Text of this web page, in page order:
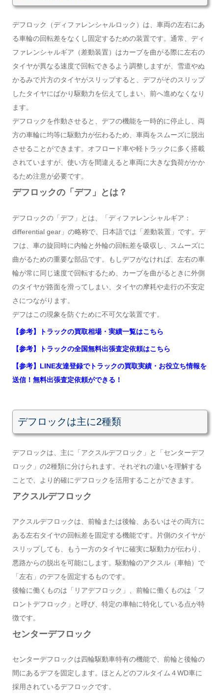
デフロック（ディファレンシャルロック）は、車両の左右にあ
る車輪の回転差をなくし固定するための装置です。通常、ディ
ファレンシャルギア（差動装置）はカーブを曲がる際に左右の
タイヤが異なる速度で回転できるよう調整しますが、雪道やぬ
かるみで片方のタイヤがスリップすると、デフがそのスリップ
したタイヤにばかり駆動力を伝えてしまい、前へ進めなくなり
ます。
デフロックを作動させると、デフの機能を一時的に停止し、両
方の車輪に均等に駆動力が伝わるため、車両をスムーズに脱出
させることができます。オフロード車や軽トラックに多く搭載
されていますが、使い方を間違えると車両に大きな負荷がかか
るため注意が必要です。
デフロックの「デフ」とは？
デフロックの「デフ」とは、「ディファレンシャルギア：
differential gear」の略称で、日本語では「差動装置」です。デ
フは、車の旋回時に内輪と外輪の回転差を吸収し、スムーズに
曲がるための重要な部品です。もしデフがなければ、左右の車
輪が常に同じ速度で回転するため、カーブを曲がるときに外側
のタイヤが路面を滑ってしまい、タイヤの摩耗や走行の不安定
さにつながります。
デフはこの現象を防ぐために不可欠な装置です。
【参考】トラックの買取相場・実績一覧はこちら
【参考】トラックの全国無料出張査定依頼はこちら
【参考】LINE友達登録でトラックの買取実績・お役立ち情報を
送信！無料出張査定依頼ができる！
デフロックは主に2種類
デフロックは、主に「アクスルデフロック」と「センターデフ
ロック」の2種類に分けられます。それぞれの違いを理解する
ことで、より的確にデフロックを活用することができます。
アクスルデフロック
アクスルデフロックは、前輪または後輪、あるいはその両方に
ある左右タイヤの回転差を固定する機能です。片側のタイヤが
スリップしても、もう一方のタイヤに確実に駆動力が伝わり、
悪路からの脱出を可能にします。駆動輪のアクスル（車軸）で
「左右」のデフを固定するものです。
後輪に働くものは「リアデフロック」、前輪に働くものは「フ
ロントデフロック」と呼び、特定の車軸に特化している点が特
徴です。
センターデフロック
センターデフロックは四輪駆動車特有の機能で、前輪と後輪の
間にあるデフを固定します。ほとんどのフルタイム４WD車に
採用されているデフロックです。